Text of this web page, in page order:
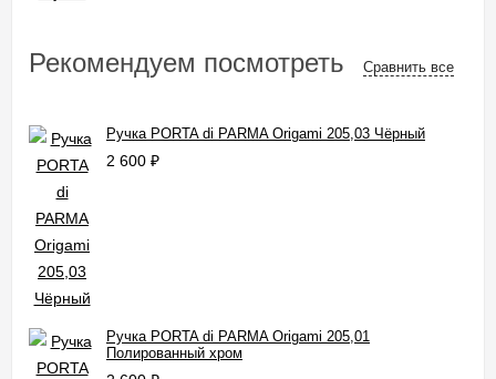
Рекомендуем посмотреть Сравнить все
Ручка PORTA di PARMA Origami 205,03 Чёрный
2 600 ₽
Ручка PORTA di PARMA Origami 205,01
Полированный хром